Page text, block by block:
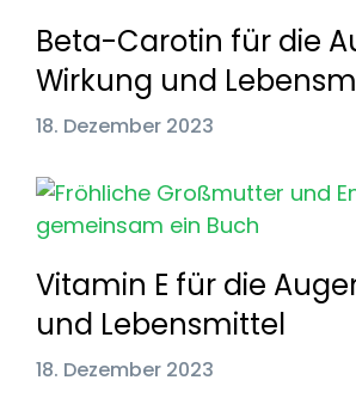
Beta-Carotin für die
Wirkung und
18. Dezember 2023
Vitamin E für die
und Lebensmittel
18. Dezember 2023